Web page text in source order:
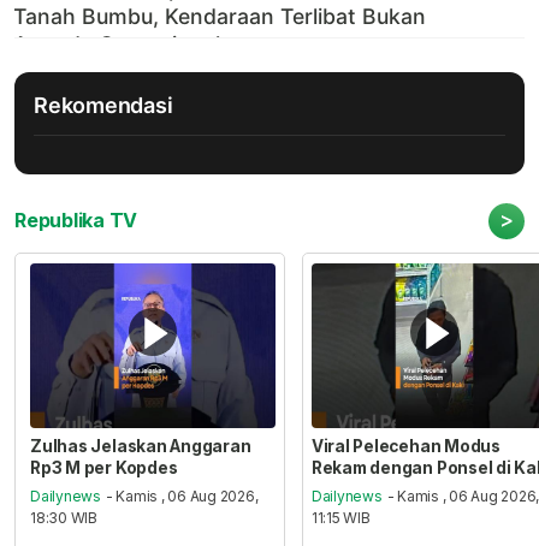
Rekomendasi
Republika TV >
Zulhas Jelaskan Anggaran
Rp3 M per Kopdes
Dailynews - Kamis , 06 Aug 2026,
18:30 WIB
Viral Pelecehan Modus
Rekam dengan Ponsel di
Dailynews - Kamis , 06 Aug 2026,
11:15 WIB